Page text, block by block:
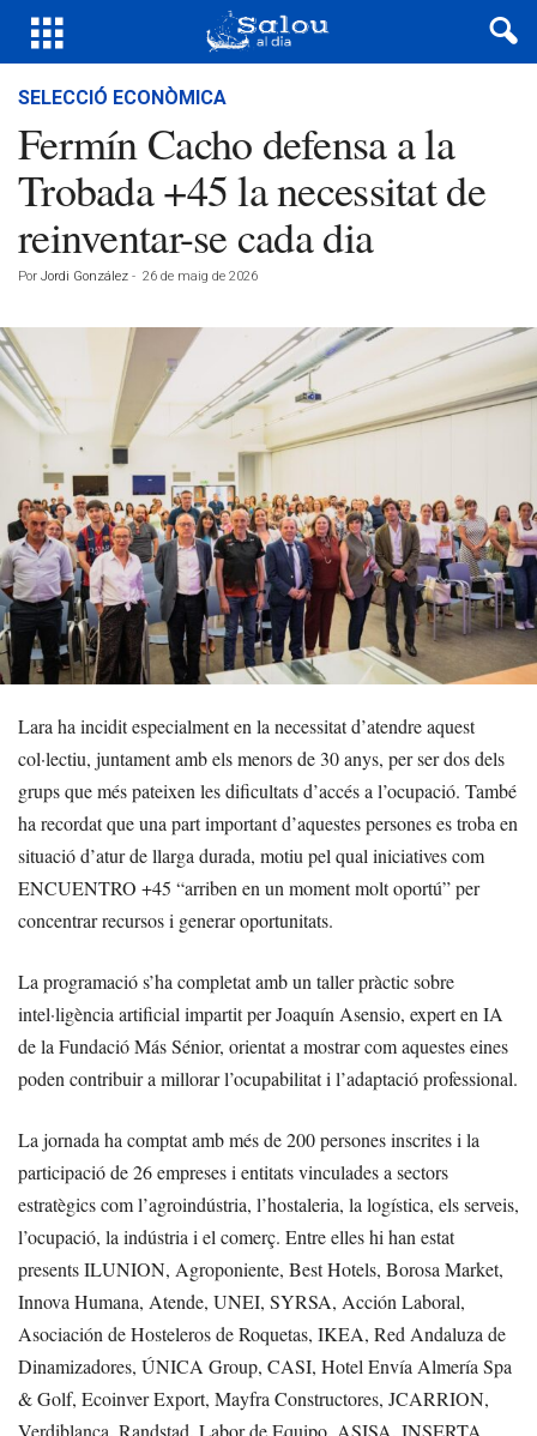
SELECCIÓ ECONÒMICA
Fermín Cacho defensa a la
Trobada +45 la necessitat de
reinventar-se cada dia
Por Jordi González - 26 de maig de 2026
Lara ha incidit especialment en la necessitat d’atendre aquest
col·lectiu, juntament amb els menors de 30 anys, per ser dos dels
grups que més pateixen les dificultats d’accés a l’ocupació. També
ha recordat que una part important d’aquestes persones es troba en
situació d’atur de llarga durada, motiu pel qual iniciatives com
ENCUENTRO +45 “arriben en un moment molt oportú” per
concentrar recursos i generar oportunitats.
La programació s’ha completat amb un taller pràctic sobre
intel·ligència artificial impartit per Joaquín Asensio, expert en IA
de la Fundació Más Sénior, orientat a mostrar com aquestes eines
poden contribuir a millorar l’ocupabilitat i l’adaptació professional.
La jornada ha comptat amb més de 200 persones inscrites i la
participació de 26 empreses i entitats vinculades a sectors
estratègics com l’agroindústria, l’hostaleria, la logística, els serveis,
l’ocupació, la indústria i el comerç. Entre elles hi han estat
presents ILUNION, Agroponiente, Best Hotels, Borosa Market,
Innova Humana, Atende, UNEI, SYRSA, Acción Laboral,
Asociación de Hosteleros de Roquetas, IKEA, Red Andaluza de
Dinamizadores, ÚNICA Group, CASI, Hotel Envía Almería Spa
& Golf, Ecoinver Export, Mayfra Constructores, JCARRION,
Verdiblanca, Randstad, Labor de Equipo, ASISA, INSERTA